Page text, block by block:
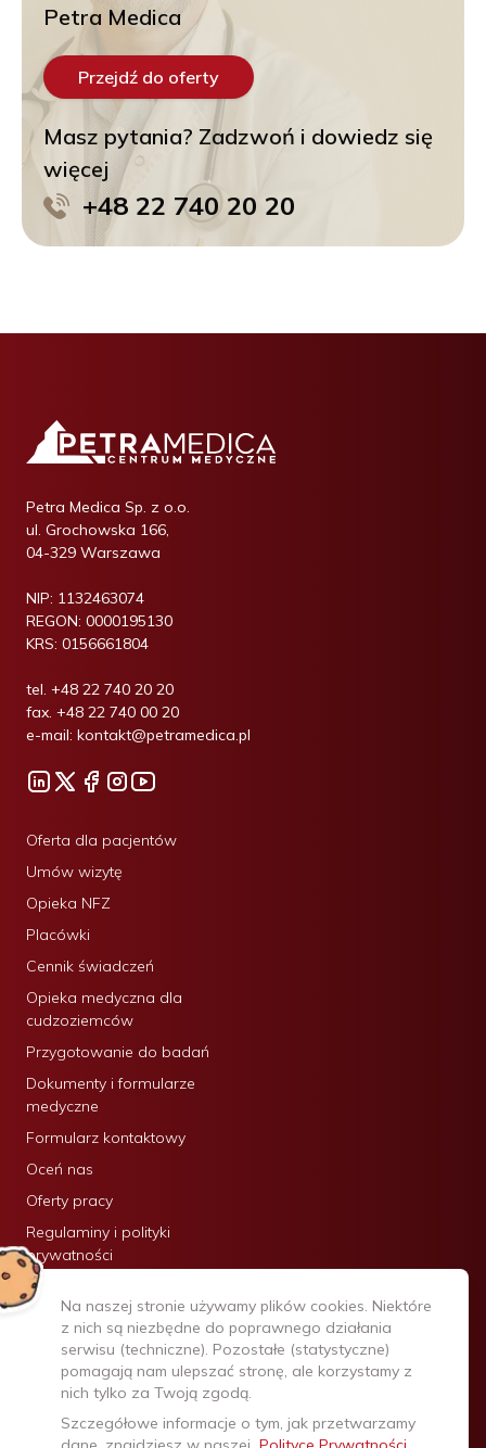
Petra Medica
Przejdź do oferty
Masz pytania? Zadzwoń i dowiedz się
więcej
+48 22 740 20 20
Petra Medica Sp. z o.o.
ul. Grochowska 166,
04-329 Warszawa
NIP: 1132463074
REGON: 0000195130
KRS: 0156661804
tel. +48 22 740 20 20
fax. +48 22 740 00 20
e-mail: kontakt@petramedica.pl
Oferta dla pacjentów
Umów wizytę
Opieka NFZ
Placówki
Cennik świadczeń
Opieka medyczna dla
cudzoziemców
Przygotowanie do badań
Dokumenty i formularze
medyczne
Formularz kontaktowy
Oceń nas
Oferty pracy
Regulaminy i polityki
prywatności
Certyfikaty:
Na naszej stronie używamy plików cookies. Niektóre
z nich są niezbędne do poprawnego działania
serwisu (techniczne). Pozostałe (statystyczne)
pomagają nam ulepszać stronę, ale korzystamy z
nich tylko za Twoją zgodą.
Szczegółowe informacje o tym, jak przetwarzamy